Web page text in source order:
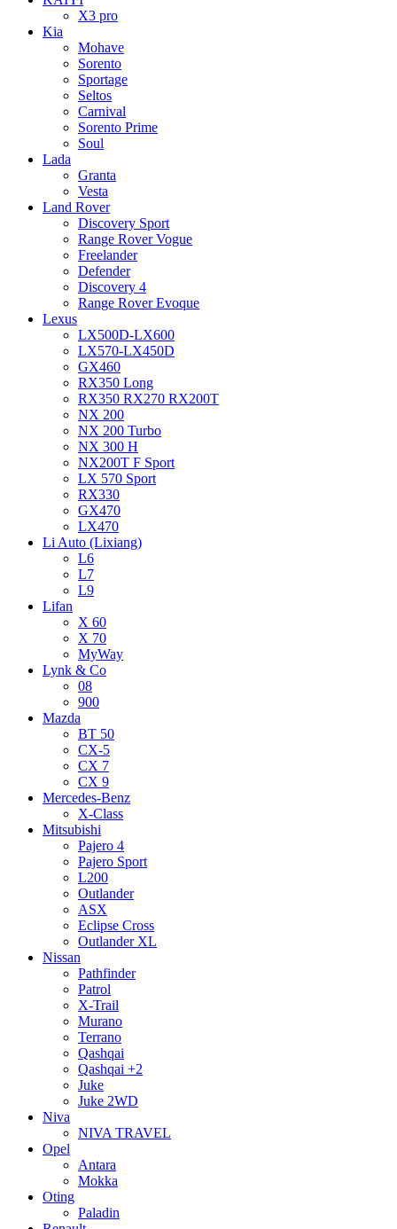
X3 pro
Kia
Mohave
Sorento
Sportage
Seltos
Carnival
Sorento Prime
Soul
Lada
Granta
Vesta
Land Rover
Discovery Sport
Range Rover Vogue
Freelander
Defender
Discovery 4
Range Rover Evoque
Lexus
LX500D-LX600
LX570-LX450D
GX460
RX350 Long
RX350 RX270 RX200T
NX 200
NX 200 Turbo
NX 300 H
NX200T F Sport
LX 570 Sport
RX330
GX470
LX470
Li Auto (Lixiang)
L6
L7
L9
Lifan
X 60
X 70
MyWay
Lynk & Co
08
900
Mazda
BT 50
CX-5
CX 7
CX 9
Mercedes-Benz
X-Class
Mitsubishi
Pajero 4
Pajero Sport
L200
Outlander
ASX
Eclipse Cross
Outlander XL
Nissan
Pathfinder
Patrol
X-Trail
Murano
Terrano
Qashqai
Qashqai +2
Juke
Juke 2WD
Niva
NIVA TRAVEL
Opel
Antara
Mokka
Oting
Paladin